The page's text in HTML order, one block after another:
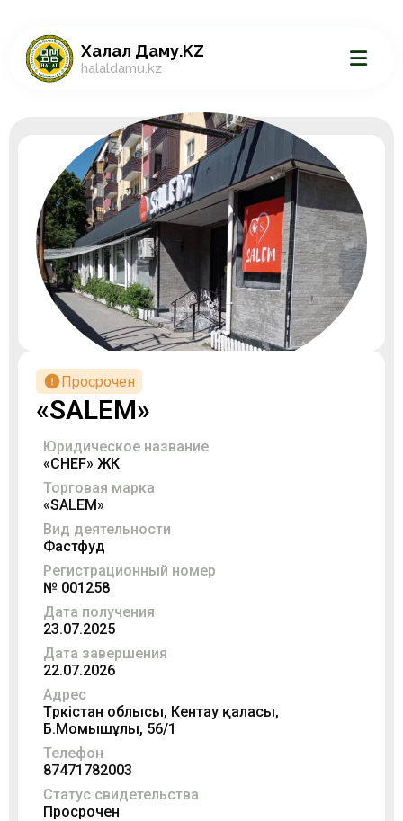
Халал Даму.KZ
halaldamu.kz
Просрочен
«SALEM»
Юридическое название
«CHEF» ЖК
Торговая марка
«SALEM»
Вид деятельности
Фастфуд
Регистрационный номер
№ 001258
Дата получения
23.07.2025
Дата завершения
22.07.2026
Адрес
Түркістан облысы, Кентау қаласы,
Б.Момышұлы, 56/1
Телефон
87471782003
Статус свидетельства
Просрочен